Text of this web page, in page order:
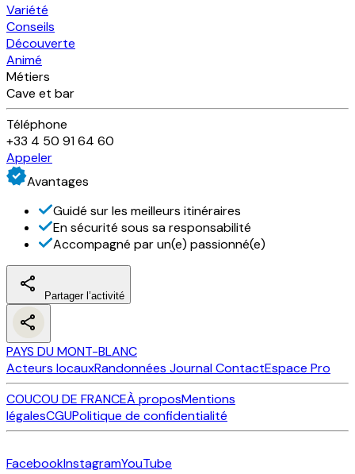
Variété
Conseils
Découverte
Animé
Métiers
Cave et bar
Téléphone
+33 4 50 91 64 60
Appeler
Avantages
Guidé sur les meilleurs itinéraires
En sécurité sous sa responsabilité
Accompagné par un(e) passionné(e)
Partager l’activité
PAYS DU MONT-BLANC
Acteurs locauxRandonnées JournalContactEspace Pro
COUCOU DE FRANCEÀ proposMentions
légalesCGUPolitique de confidentialité
FacebookInstagramYouTube